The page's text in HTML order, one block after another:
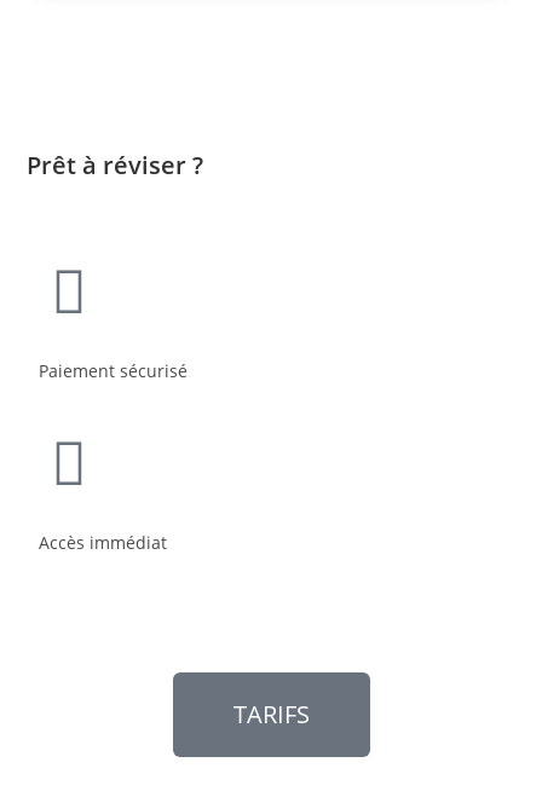
Prêt à réviser ?
Paiement sécurisé
Accès immédiat
TARIFS